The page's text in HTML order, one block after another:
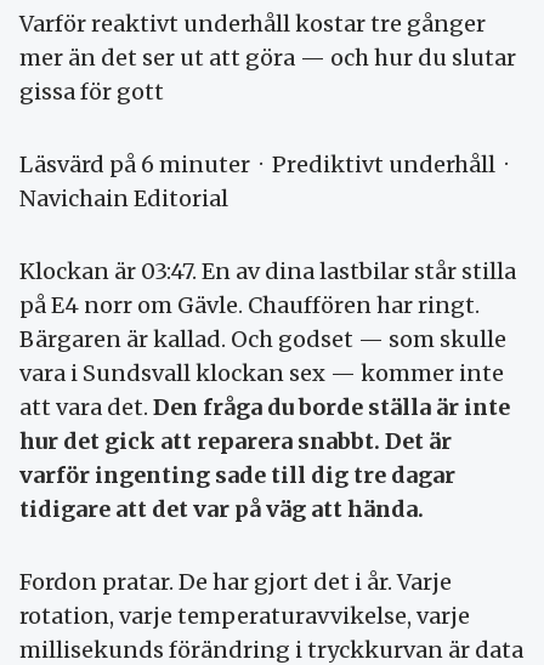
Varför reaktivt underhåll kostar tre gånger
mer än det ser ut att göra — och hur du slutar
gissa för gott
Läsvärd på 6 minuter · Prediktivt underhåll ·
Navichain Editorial
Klockan är 03:47. En av dina lastbilar står stilla
på E4 norr om Gävle. Chauffören har ringt.
Bärgaren är kallad. Och godset — som skulle
vara i Sundsvall klockan sex — kommer inte
att vara det. Den fråga du borde ställa är inte
hur det gick att reparera snabbt. Det är
varför ingenting sade till dig tre dagar
tidigare att det var på väg att hända.
Fordon pratar. De har gjort det i år. Varje
rotation, varje temperaturavvikelse, varje
millisekunds förändring i tryckkurvan är data